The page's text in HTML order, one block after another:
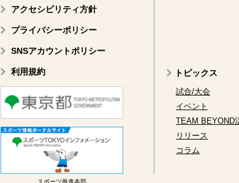
アクセシビリティ方針
プライバシーポリシー
SNSアカウントポリシー
利用規約
スポーツ推進本部
トピックス
試合/大会
イベント
TEAM BEYOND
リリース
コラム